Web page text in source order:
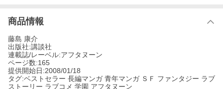
商品情報
藤島 康介
出版社:講談社
連載誌/レーベル:アフタヌーン
ページ数:165
提供開始日:2008/01/18
タグ:ベストセラー 長編マンガ 青年マンガ ＳＦ ファンタジー ラブ
ストーリー ラブコメ 学園 アフタヌーン